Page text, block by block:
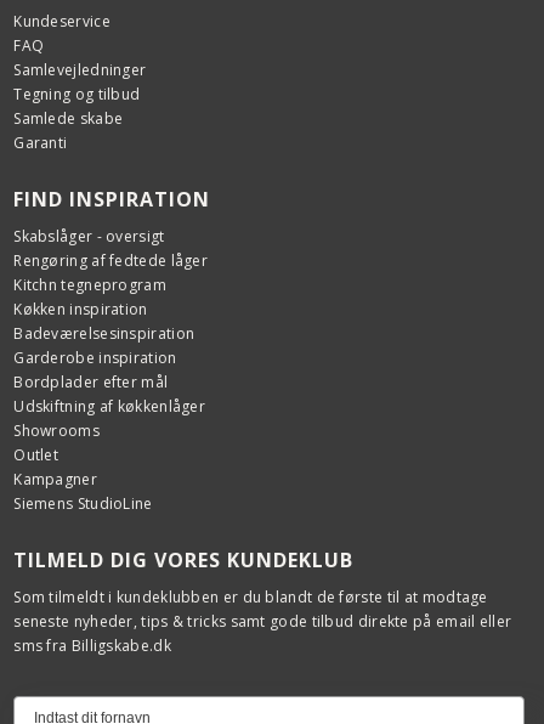
Kundeservice
FAQ
Samlevejledninger
Tegning og tilbud
Samlede skabe
Garanti
FIND INSPIRATION
Skabslåger - oversigt
Rengøring af fedtede låger
Kitchn tegneprogram
Køkken inspiration
Badeværelsesinspiration
Garderobe inspiration
Bordplader efter mål
Udskiftning af køkkenlåger
Showrooms
Outlet
Kampagner
Siemens StudioLine
TILMELD DIG VORES KUNDEKLUB
Som tilmeldt i kundeklubben er du blandt de første til at modtage
seneste nyheder, tips & tricks samt gode tilbud direkte på email eller
sms fra Billigskabe.dk